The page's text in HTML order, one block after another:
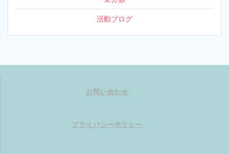
活動ブログ
お問い合わせ
プライバシーポリシー